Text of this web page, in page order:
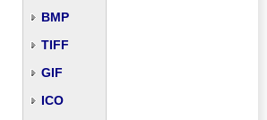
BMP
TIFF
GIF
ICO